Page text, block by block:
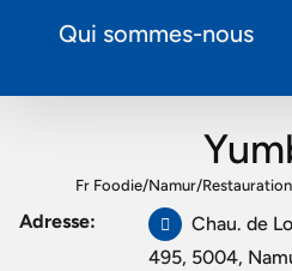
Qui sommes-nous
Fr Foodie/Namur/
Adresse:
Chau. de
495, 5004,